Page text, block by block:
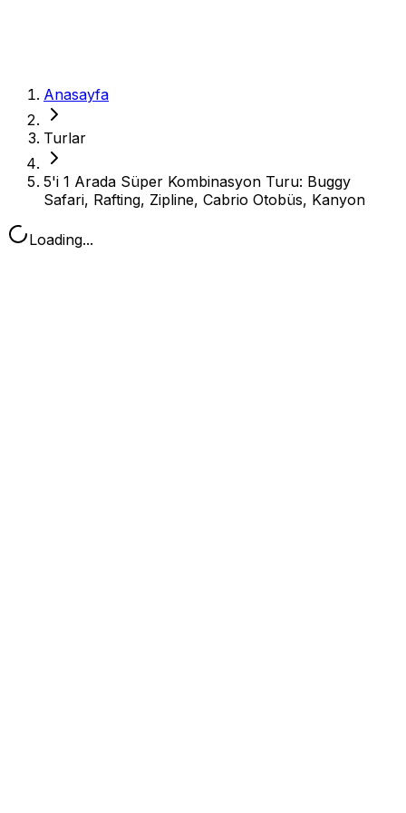
Anasayfa
Turlar
5'i 1 Arada Süper Kombinasyon Turu: Buggy
Safari, Rafting, Zipline, Cabrio Otobüs, Kanyon
Loading...